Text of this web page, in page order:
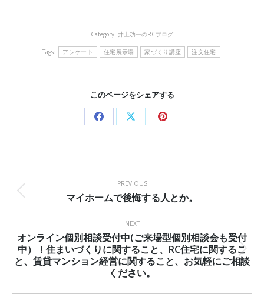
Category: 井上功一のRCブログ
Tags: アンケート 住宅展示場 家づくり講座 注文住宅
このページをシェアする
Share Share Share
navigation
PREVIOUS
Previous
マイホームで後悔する人とか。
NEXT
Next
post:
オンライン個別相談受付中(ご来場型個別相談会も受付
中）！住まいづくりに関すること、RC住宅に関するこ
と、賃貸マンション経営に関すること、お気軽にご相談
ください。